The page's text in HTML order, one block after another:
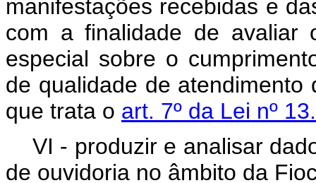
manifestações recebidas e
com a finalidade de avaliar
especial sobre o
de qualidade de
que trata o art. 7º da Lei nº
VI - produzir e analisar
de ouvidoria no âmbito da